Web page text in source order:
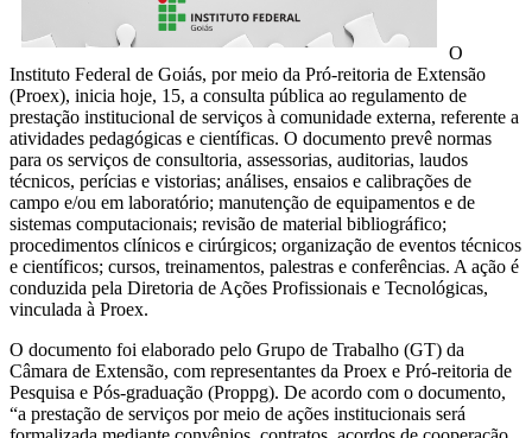
O
Instituto Federal de Goiás, por meio da Pró-reitoria de Extensão
(Proex), inicia hoje, 15, a consulta pública ao regulamento de
prestação institucional de serviços à comunidade externa, referente a
atividades pedagógicas e científicas. O documento prevê normas
para os serviços de consultoria, assessorias, auditorias, laudos
técnicos, perícias e vistorias; análises, ensaios e calibrações de
campo e/ou em laboratório; manutenção de equipamentos e de
sistemas computacionais; revisão de material bibliográfico;
procedimentos clínicos e cirúrgicos; organização de eventos técnicos
e científicos; cursos, treinamentos, palestras e conferências. A ação é
conduzida pela Diretoria de Ações Profissionais e Tecnológicas,
vinculada à Proex.
O documento foi elaborado pelo Grupo de Trabalho (GT) da
Câmara de Extensão, com representantes da Proex e Pró-reitoria de
Pesquisa e Pós-graduação (Proppg). De acordo com o documento,
“a prestação de serviços por meio de ações institucionais será